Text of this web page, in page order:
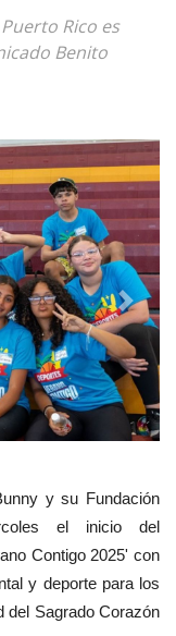
Rico es
Benito
Next
y su Fundación
el inicio del
Contigo 2025' con
y deporte para los
del Sagrado Corazón